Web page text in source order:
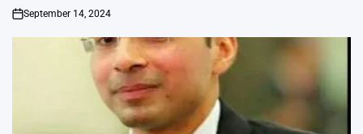
on
September 14, 2024